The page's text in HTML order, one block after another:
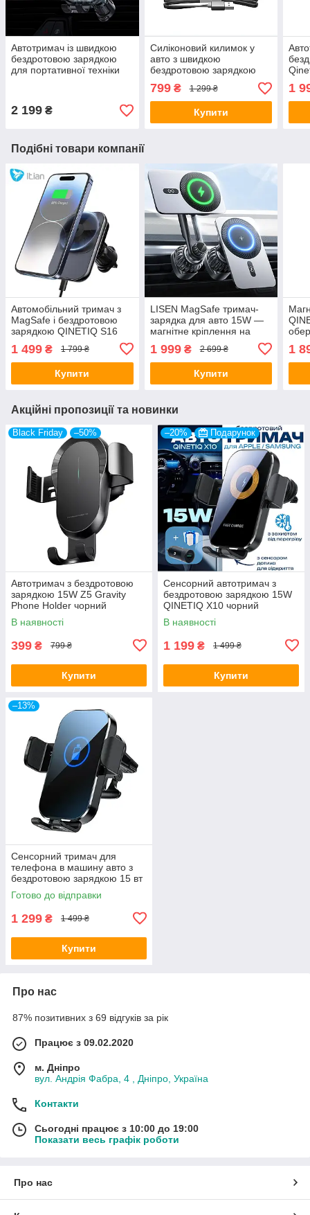
Автотримач із швидкою
бездротовою зарядкою
для портативної техніки
2 199 ₴
Силіконовий килимок у
авто з швидкою
бездротовою зарядкою
QINETIQ Car Wireless Pad
A1 (New Design)
799₴ 1 299 ₴
Купити
15
1
Подібні товари компанії
Автомобільний тримач з
MagSafe і бездротовою
зарядкою QINETIQ S16
15W з охолодженням для
iPhone 12-16
1 499 ₴ 1 799 ₴
Купити
LISEN MagSafe тримач-
зарядка для авто 15W —
магнітне кріплення на
iPhone 12–16
1 999₴ 2 699 ₴
Купити
15/
1
Акційні пропозиції та новинки
Black Friday –50%
Автотримач з бездротовою
зарядкою 15W Z5 Gravity
Phone Holder чорний
В наявності
399 ₴ 799 ₴
Купити
–20% Подарунок
Сенсорний автотримач з
бездротовою зарядкою 15W
QINETIQ X10 чорний
В наявності
1 199 ₴ 1 499 ₴
Купити
–13%
Сенсорний тримач для
телефона в машину авто з
бездротовою зарядкою 15 вт
QINETIQ X10 15W
бездротова
Готово до відправки
1 299 ₴ 1 499 ₴
Купити
Про нас
87% позитивних з 69 відгуків за рік
Працює з 09.02.2020
м. Дніпро
вул. Андрія Фабра, 4 , Дніпро, Україна
Контакти
Сьогодні працює з 10:00 до 19:00
Показати весь графік роботи
Про нас